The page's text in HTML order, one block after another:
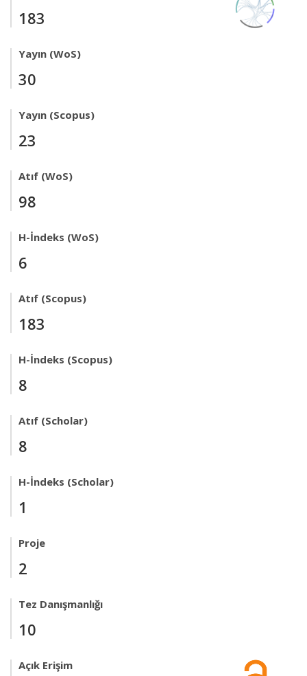
183
Yayın (WoS)
30
Yayın (Scopus)
23
Atıf (WoS)
98
H-İndeks (WoS)
6
Atıf (Scopus)
183
H-İndeks (Scopus)
8
Atıf (Scholar)
8
H-İndeks (Scholar)
1
Proje
2
Tez Danışmanlığı
10
Açık Erişim